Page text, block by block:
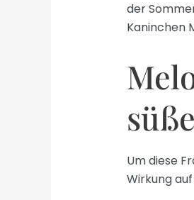
der
Kaninchen
Um diese
Wirkung